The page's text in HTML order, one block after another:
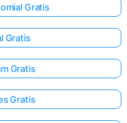
Gratis
Gratis
Gratis
Gratis